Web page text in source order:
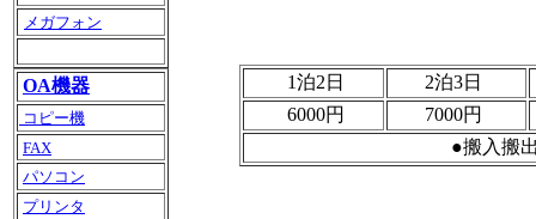
メガフォン
OA機器
コピー機
FAX
パソコン
プリンタ
1泊2日
2泊3日
6000円
7000円
●搬入搬